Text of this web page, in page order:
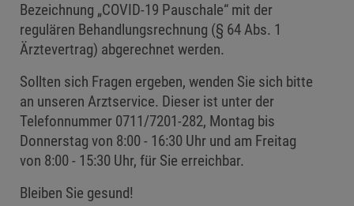
Bezeichnung „COVID-19 Pauschale“ mit der
regulären Behandlungsrechnung (§ 64 Abs. 1
Ärztevertrag) abgerechnet werden.
Sollten sich Fragen ergeben, wenden Sie sich bitte
an unseren Arztservice. Dieser ist unter der
Telefonnummer 0711/7201-282, Montag bis
Donnerstag von 8:00 - 16:30 Uhr und am Freitag
von 8:00 - 15:30 Uhr, für Sie erreichbar.
Bleiben Sie gesund!